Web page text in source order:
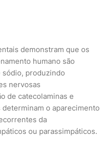
demonstram que os
humano são
sódio, produzindo
nervosas
de catecolaminas e
o aparecimento
da
ou parassimpáticos.